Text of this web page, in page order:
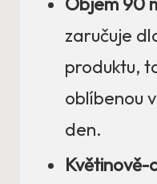
zaručuje
produktu,
oblíbenou
den.
Květinově-